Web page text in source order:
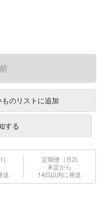
のリストに追加
する
送
定期便（月2)
未定から
14日以内に発送